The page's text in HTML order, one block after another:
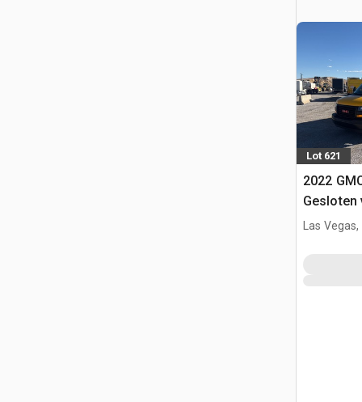
Lot 621
2022
Gesloten
Las Vegas,